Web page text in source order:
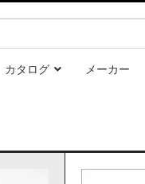
カタログ メーカー